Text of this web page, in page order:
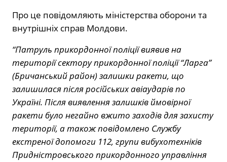
Про це повідомляють міністерства оборони та
внутрішніх справ Молдови.
“Патруль прикордонної поліції виявив на
території сектору прикордонної поліції “Ларга”
(Бричанський район) залишки ракети, що
залишилася після російських авіаударів по
Україні. Після виявлення залишків ймовірної
ракети було негайно вжито заходів для захисту
території, а також повідомлено Службу
екстреної допомоги 112, групи вибухотехніків
Придністровського прикордонного управління